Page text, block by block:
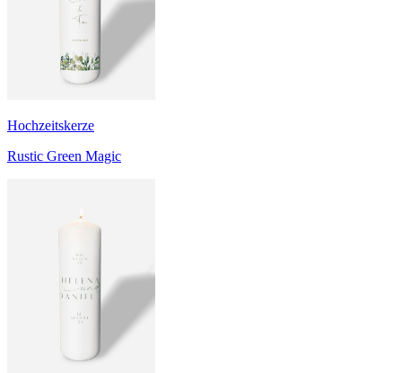
Hochzeitskerze
Rustic Green Magic